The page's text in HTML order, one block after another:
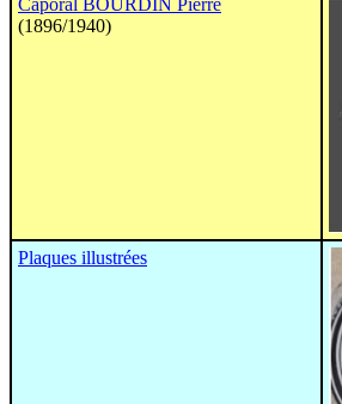
(1896/1940)
Plaques illustrées